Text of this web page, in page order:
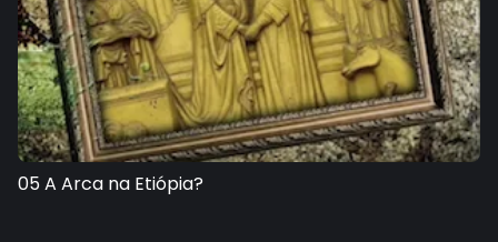
05 A Arca na Etiópia?